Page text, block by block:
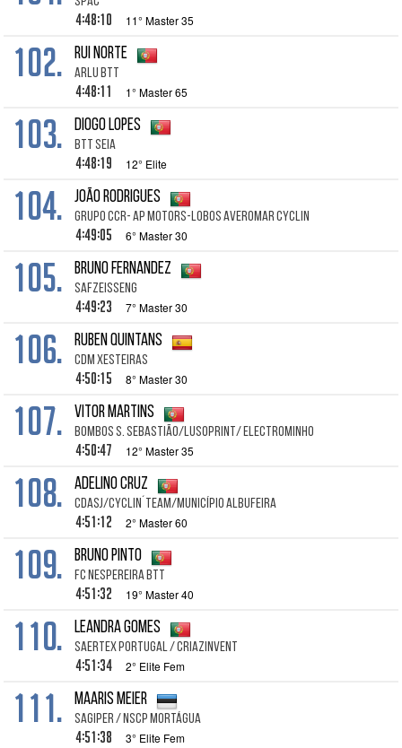
4:48:10 11° Master 35
102. Rui Norte
ARLU BTT
4:48:11 1° Master 65
103. Diogo Lopes
BTT Seia
4:48:19 12° Elite
104. João Rodrigues
Grupo ccr- Ap motors-Lobos Averomar Cyclin
4:49:05 6° Master 30
105. Bruno Fernandez
SafZeisseng
4:49:23 7° Master 30
106. Ruben Quintans
Cdm Xesteiras
4:50:15 8° Master 30
107. Vitor Martins
Bombos S. Sebastião/LusoPrint/ ElectroMinho
4:50:47 12° Master 35
108. Adelino Cruz
CDASJ/Cyclin´Team/Município Albufeira
4:51:12 2° Master 60
109. Bruno Pinto
FC Nespereira BTT
4:51:32 19° Master 40
110. Leandra Gomes
SAERTEX Portugal / CRIAZinvent
4:51:34 2° Elite Fem
111. Maaris Meier
SAGIPER / NSCP Mortágua
4:51:38 3° Elite Fem